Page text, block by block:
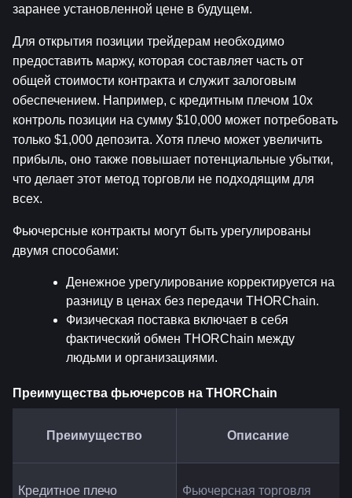
заранее установленной цене в будущем.
Для открытия позиции трейдерам необходимо
предоставить маржу, которая составляет часть от
общей стоимости контракта и служит залоговым
обеспечением. Например, с кредитным плечом 10x
контроль позиции на сумму $10,000 может потребовать
только $1,000 депозита. Хотя плечо может увеличить
прибыль, оно также повышает потенциальные убытки,
что делает этот метод торговли не подходящим для
всех.
Фьючерсные контракты могут быть урегулированы
двумя способами:
Денежное урегулирование корректируется на
разницу в ценах без передачи THORChain.
Физическая поставка включает в себя
фактический обмен THORChain между
людьми и организациями.
Преимущества фьючерсов на THORChain
Преимущество Описание
Кредитное плечо
Фьючерсная торговля